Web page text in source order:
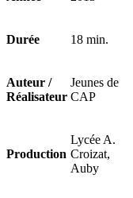
Durée 18 min.
Auteur /
Réalisateur
Jeunes de
CAP
Production
Lycée A.
Croizat,
Auby